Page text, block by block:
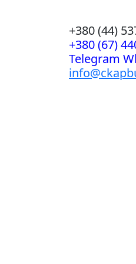
+380 (44)
+380 (67)
Telegram